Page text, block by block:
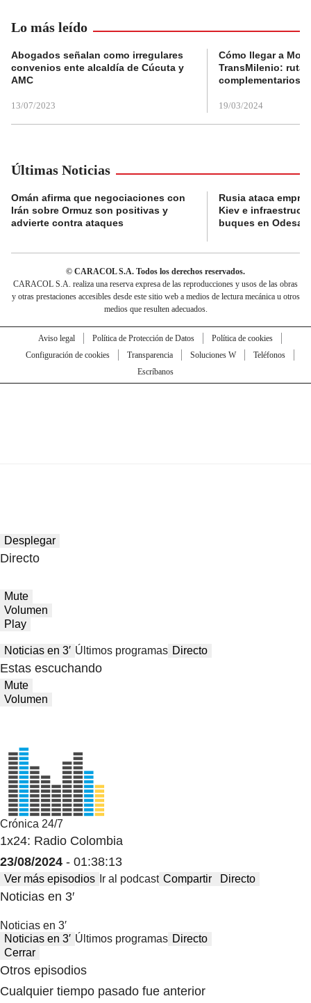
Lo más leído
Abogados señalan como irregulares
convenios ente alcaldía de Cúcuta y
AMC
13/07/2023
Cómo llegar a
TransMilenio:
complementarios
19/03/2024
Últimas Noticias
Omán afirma que negociaciones con
Irán sobre Ormuz son positivas y
advierte contra ataques
Rusia ataca
Kiev e
buques en Odesa
© CARACOL S.A. Todos los derechos reservados.
CARACOL S.A. realiza una reserva expresa de las reproducciones y usos de las obras
y otras prestaciones accesibles desde este sitio web a medios de lectura mecánica u otros
medios que resulten adecuados.
Aviso legal Política de Protección de Datos
Política de cookies
Configuración de cookies
Transparencia Soluciones W
Teléfonos
Escríbanos
Desplegar
Directo
Mute
Volumen
Play
Noticias en 3′ Últimos programas Directo
Estas escuchando
Mute
Volumen
Crónica 24/7
1x24: Radio Colombia
23/08/2024 - 01:38:13
Ver más episodios Ir al podcast Compartir Directo
Noticias en 3′
Noticias en 3′
Noticias en 3′ Últimos programas Directo
Cerrar
Otros episodios
Cualquier tiempo pasado fue anterior